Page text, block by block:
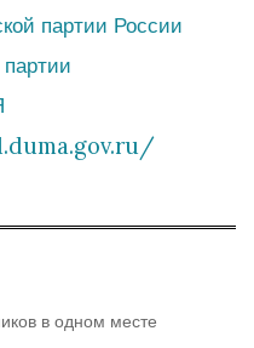
партии России
в одном месте